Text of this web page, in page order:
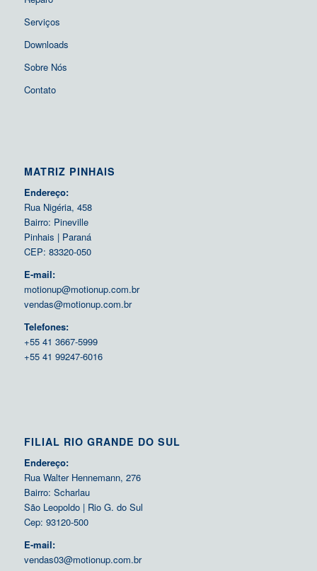
Serviços
Downloads
Sobre Nós
Contato
MATRIZ PINHAIS
Endereço:
Rua Nigéria, 458
Bairro: Pineville
Pinhais | Paraná
CEP: 83320-050
E-mail:
motionup@motionup.com.br
vendas@motionup.com.br
Telefones:
+55 41 3667-5999
+55 41 99247-6016
FILIAL RIO GRANDE DO SUL
Endereço:
Rua Walter Hennemann, 276
Bairro: Scharlau
São Leopoldo | Rio G. do Sul
Cep: 93120-500
E-mail:
vendas03@motionup.com.br